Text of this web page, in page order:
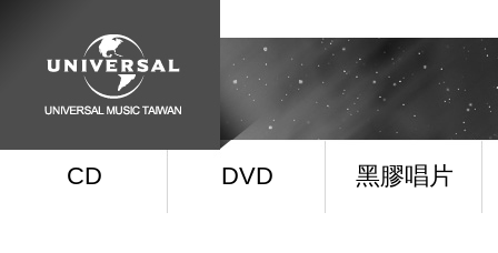
CD DVD 黑膠唱片